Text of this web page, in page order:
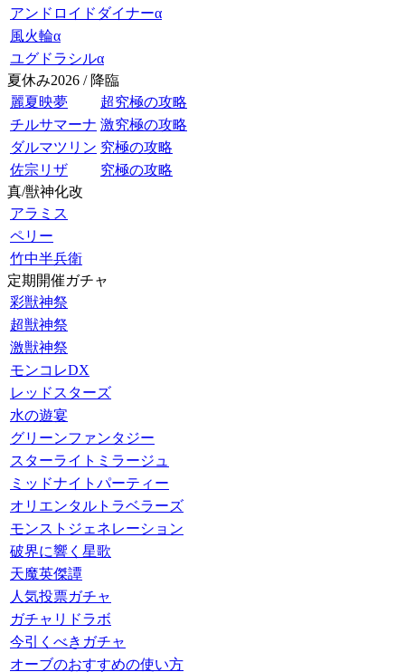
アンドロイドダイナーα
風火輪α
ユグドラシルα
夏休み2026 / 降臨
麗夏映夢
超究極の攻略
チルサマーナ 激究極の攻略
ダルマツリン 究極の攻略
佐宗リザ
究極の攻略
真/獣神化改
アラミス
ペリー
竹中半兵衛
定期開催ガチャ
彩獣神祭
超獣神祭
激獣神祭
モンコレDX
レッドスターズ
水の遊宴
グリーンファンタジー
スターライトミラージュ
ミッドナイトパーティー
オリエンタルトラベラーズ
モンストジェネレーション
破界に響く星歌
天魔英傑譚
人気投票ガチャ
ガチャリドラボ
今引くべきガチャ
オーブのおすすめの使い方